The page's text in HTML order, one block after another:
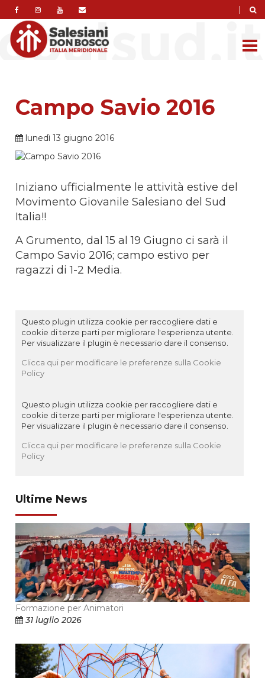
|
Campo Savio 2016
lunedì 13 giugno 2016
Iniziano ufficialmente le attività estive del
Movimento Giovanile Salesiano del Sud
Italia!!
A Grumento, dal 15 al 19 Giugno ci sarà il
Campo Savio 2016; campo estivo per
ragazzi di 1-2 Media.
Questo plugin utilizza cookie per raccogliere dati e
cookie di terze parti per migliorare l'esperienza utente.
Per visualizzare il plugin è necessario dare il consenso.
Clicca qui per modificare le preferenze sulla Cookie
Policy
Questo plugin utilizza cookie per raccogliere dati e
cookie di terze parti per migliorare l'esperienza utente.
Per visualizzare il plugin è necessario dare il consenso.
Clicca qui per modificare le preferenze sulla Cookie
Policy
Ultime News
Formazione per Animatori
31 luglio 2026